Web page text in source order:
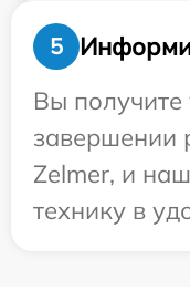
5
Вы
завершении
Zelmer, и
технику в